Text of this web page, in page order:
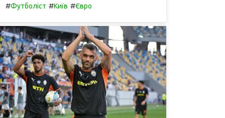
#Футболіст #Київ #Євро